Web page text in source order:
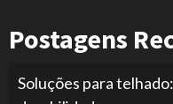
Postagens
Soluções para